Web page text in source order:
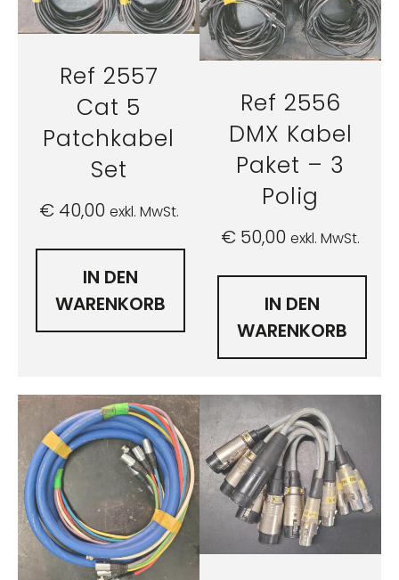
Ref 2557
Cat 5
Patchkabel
Set
€40,00 exkl. MwSt.
IN DEN
WARENKORB
Ref 2556
DMX Kabel
Paket – 3
Polig
€ 50,00 exkl. MwSt.
IN DEN
WARENKORB